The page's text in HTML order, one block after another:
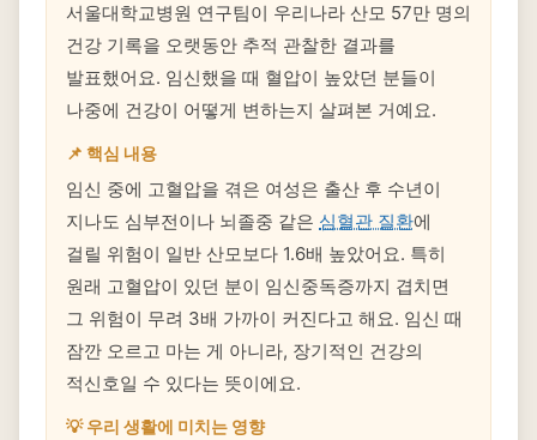
서울대학교병원 연구팀이 우리나라 산모 57만 명의
건강 기록을 오랫동안 추적 관찰한 결과를
발표했어요. 임신했을 때 혈압이 높았던 분들이
나중에 건강이 어떻게 변하는지 살펴본 거예요.
📌 핵심 내용
임신 중에 고혈압을 겪은 여성은 출산 후 수년이
지나도 심부전이나 뇌졸중 같은 심혈관 질환에
걸릴 위험이 일반 산모보다 1.6배 높았어요. 특히
원래 고혈압이 있던 분이 임신중독증까지 겹치면
그 위험이 무려 3배 가까이 커진다고 해요. 임신 때
잠깐 오르고 마는 게 아니라, 장기적인 건강의
적신호일 수 있다는 뜻이에요.
💡 우리 생활에 미치는 영향